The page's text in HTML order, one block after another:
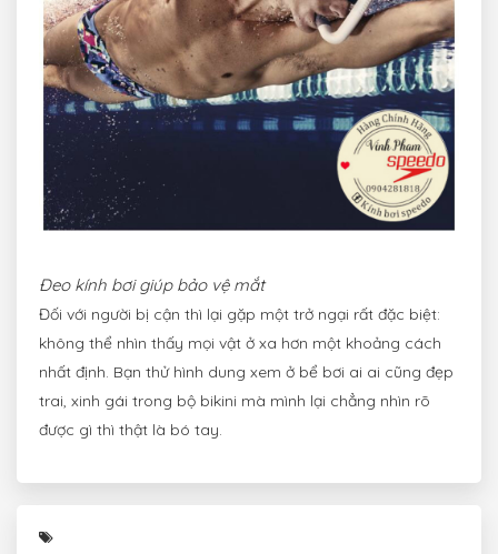
Đeo kính bơi giúp bảo vệ mắt
Đối với người bị cận thì lại gặp một trở ngại rất đặc biệt:
không thể nhìn thấy mọi vật ở xa hơn một khoảng cách
nhất định. Bạn thử hình dung xem ở bể bơi ai ai cũng đẹp
trai, xinh gái trong bộ bikini mà mình lại chẳng nhìn rõ
được gì thì thật là bó tay.